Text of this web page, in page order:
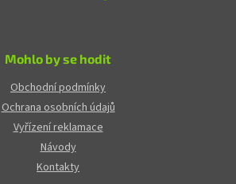
Mohlo by se hodit
Obchodní podmínky
Ochrana osobních údajů
Vyřízení reklamace
Návody
Kontakty